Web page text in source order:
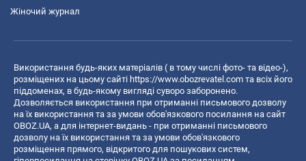
Жіночий журнал
Використання будь-яких матеріалів ( в тому числі фото- та відео-),
розміщених на цьому сайті https://www.obozrevatel.com та всіх його
піддоменах, в будь-якому вигляді суворо заборонено.
Дозволяється використання при отриманні письмового дозволу
на їх використання та за умови обов'язкового посилання на сайт
OBOZ.UA, а для інтернет-видань - при отриманні письмового
дозволу на їх використання та за умови обов'язкового
розміщення прямого, відкритого для пошукових систем,